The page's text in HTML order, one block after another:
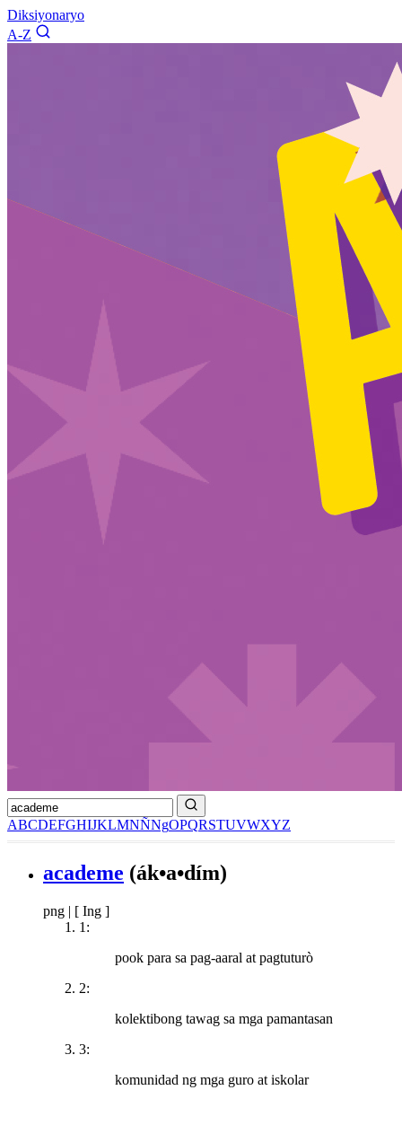
Diksiyonaryo
A-Z
ABCDEFGHIJKLMNÑNgOPQRSTUVWXYZ
academe (ák•a•dím)
png | [ Ing ]
1:
pook para sa pag-aaral at pagtuturò
2:
kolektibong tawag sa mga pamantasan
3:
komunidad ng mga guro at iskolar